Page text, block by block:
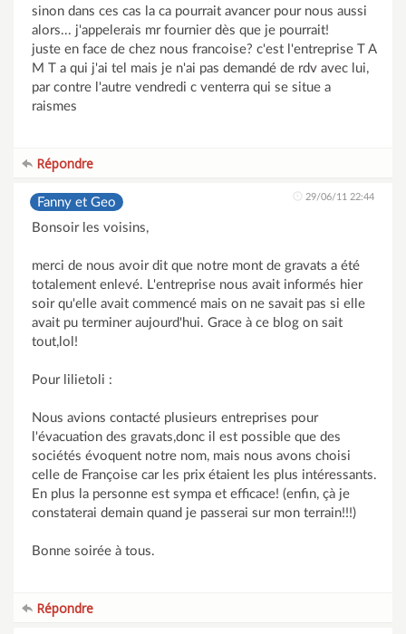
sinon dans ces cas la ca pourrait avancer pour nous aussi
alors... j'appelerais mr fournier dès que je pourrait!
juste en face de chez nous francoise? c'est l'entreprise T A
M T a qui j'ai tel mais je n'ai pas demandé de rdv avec lui,
par contre l'autre vendredi c venterra qui se situe a
raismes
Répondre
Fanny et Geo 29/06/11 22:44
Bonsoir les voisins,
merci de nous avoir dit que notre mont de gravats a été
totalement enlevé. L'entreprise nous avait informés hier
soir qu'elle avait commencé mais on ne savait pas si elle
avait pu terminer aujourd'hui. Grace à ce blog on sait
tout,lol!
Pour lilietoli :
Nous avions contacté plusieurs entreprises pour
l'évacuation des gravats,donc il est possible que des
sociétés évoquent notre nom, mais nous avons choisi
celle de Françoise car les prix étaient les plus intéressants.
En plus la personne est sympa et efficace! (enfin, çà je
constaterai demain quand je passerai sur mon terrain!!!)
Bonne soirée à tous.
Répondre